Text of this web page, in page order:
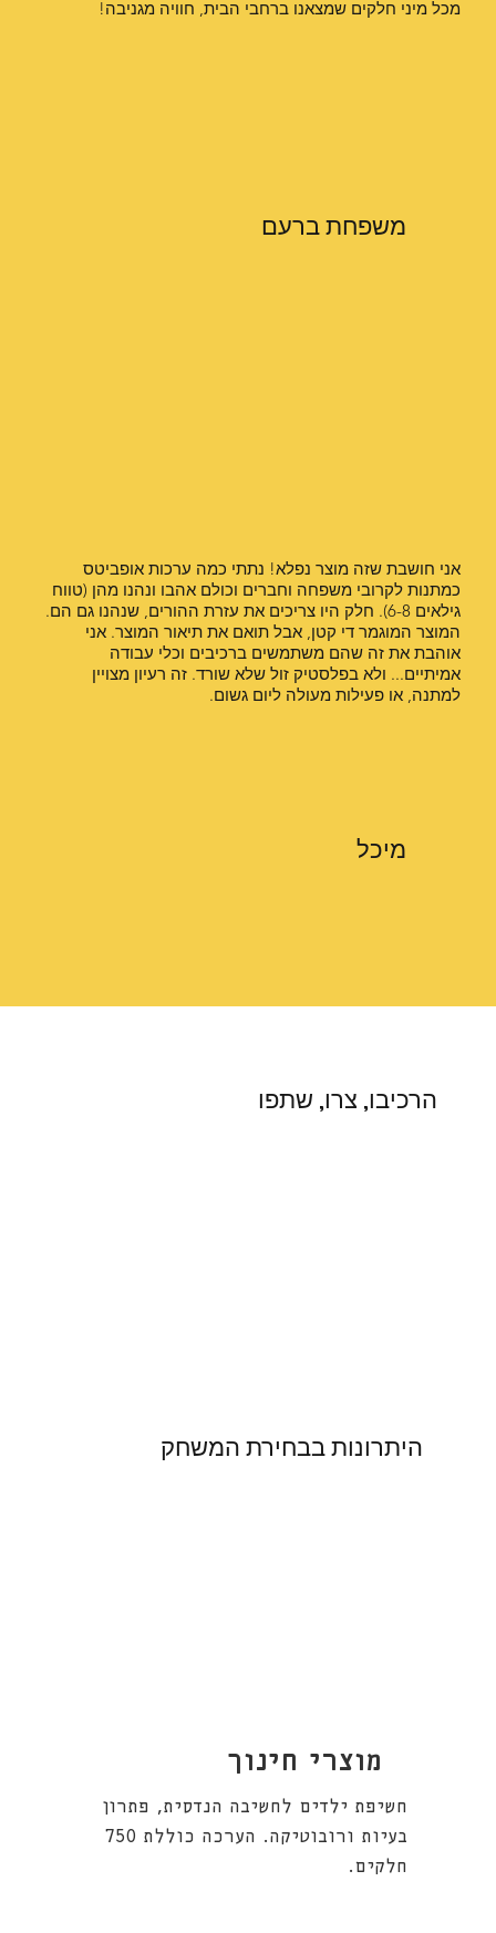
משפחת ברעם
מכל מיני חלקים שמצאנו ברחבי הבית, חוויה מגניבה!
מיכל
אני חושבת שזה מוצר נפלא! נתתי כמה ערכות אופביטס
כמתנות לקרובי משפחה וחברים וכולם אהבו ונהנו מהן (טווח
גילאים 6-8). חלק היו צריכים את עזרת ההורים, שנהנו גם הם.
המוצר המוגמר די קטן, אבל תואם את תיאור המוצר. אני
אוהבת את זה שהם משתמשים ברכיבים וכלי עבודה
אמיתיים... ולא בפלסטיק זול שלא שורד. זה רעיון מצויין
למתנה, או פעילות מעולה ליום גשום.
הרכיבו, צרו, שתפו
היתרונות בבחירת המשחק
מוצרי חינוך
חשיפת ילדים לחשיבה הנדסית, פתרון
בעיות ורובוטיקה. הערכה כוללת 750
חלקים.